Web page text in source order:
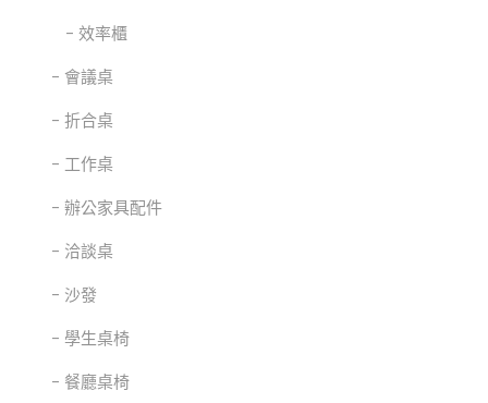
效率櫃
會議桌
折合桌
工作桌
辦公家具配件
洽談桌
沙發
學生桌椅
餐廳桌椅